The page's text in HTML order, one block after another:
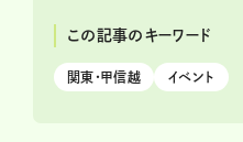
この記事のキーワード
関東・甲信越 イベント